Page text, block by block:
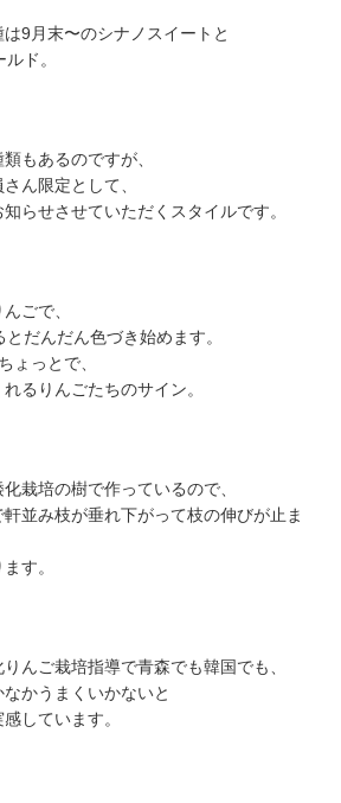
9月末〜のシナノスイートと
ド。
もあるのですが、
ん限定として、
らせさせていただくスタイルです。
ごで、
だんだん色づき始めます。
ょっとで、
るりんごたちのサイン。
栽培の樹で作っているので、
並み枝が垂れ下がって枝の伸びが止ま
す。
んご栽培指導で青森でも韓国でも、
かうまくいかないと
しています。